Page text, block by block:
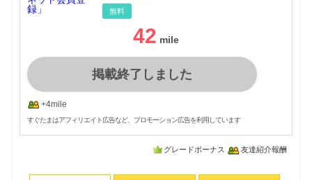
無料
42
掲載終了しました
+4mile
すぐたまはアフィリエイト広告など、プロモーション広告を利用しています
グレードボーナス 友達紹介報酬